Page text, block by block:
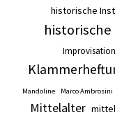
historische
Improvisation
Mandoline Marco Ambrosini
Mittelalter